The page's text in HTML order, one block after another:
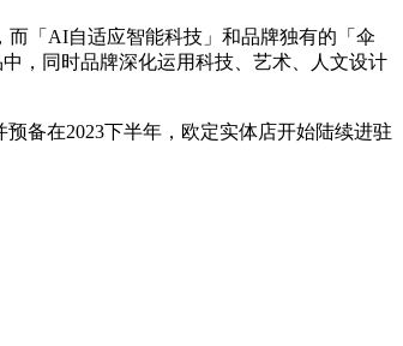
而「AI自适应智能科技」和品牌独有的「伞
，同时品牌深化运用科技、艺术、人文设计
备在2023下半年，欧定实体店开始陆续进驻